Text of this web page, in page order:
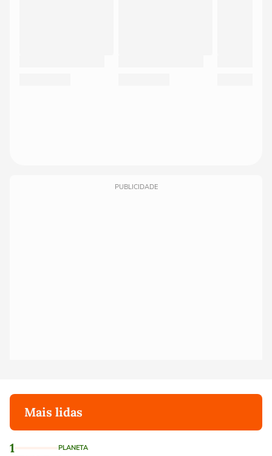
PUBLICIDADE
Mais lidas
1 PLANETA